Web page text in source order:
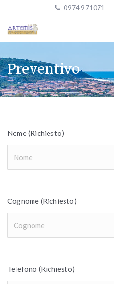
0974 971071
Preventivo
Nome (Richiesto)
Cognome (Richiesto)
Telefono (Richiesto)